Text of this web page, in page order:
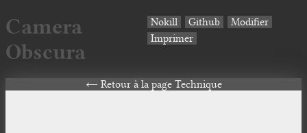
Camera
Obscura
Nokill Github
Modifier
Imprimer
Retour à la page Technique